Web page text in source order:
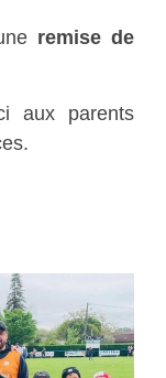
remise de
aux parents